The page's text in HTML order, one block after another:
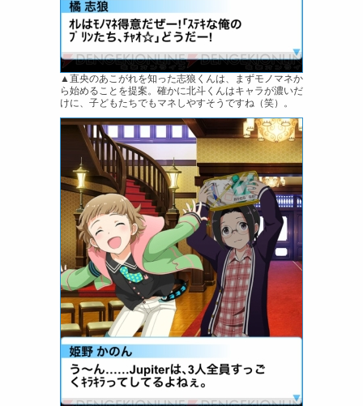
▲直央のあこがれを知った志狼くんは、まずモノマネか
ら始めることを提案。確かに北斗くんはキャラが濃いだ
けに、子どもたちでもマネしやすそうですね（笑）。